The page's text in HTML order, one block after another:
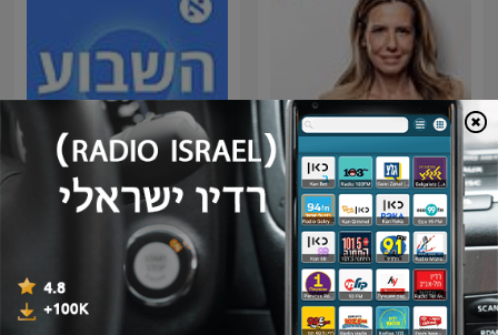
הכותרת השבוע - פודקאסט הארץ